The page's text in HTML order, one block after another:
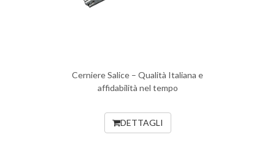
Cerniere Salice – Qualità Italiana e
affidabilità nel tempo
DETTAGLI